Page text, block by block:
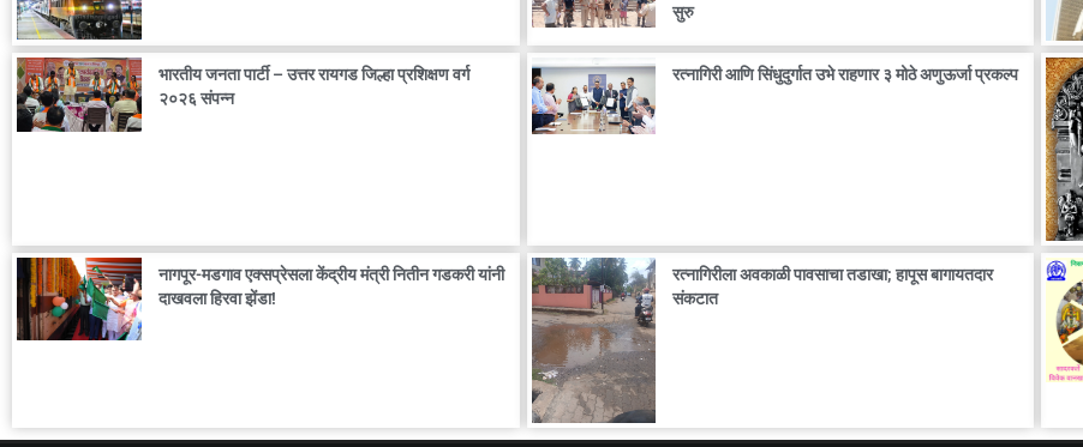
सुरु
भारतीय जनता पार्टी – उत्तर रायगड जिल्हा प्रशिक्षण वर्ग
२०२६ संपन्न
रत्नागिरी आणि सिंधुदुर्गात उभे राहणार ३ मोठे अणुऊर्जा प्रकल्प
नागपूर-मडगाव एक्सप्रेसला केंद्रीय मंत्री नितीन गडकरी यांनी
दाखवला हिरवा झेंडा!
रत्नागिरीला अवकाळी पावसाचा तडाखा; हापूस बागायतदार
संकटात